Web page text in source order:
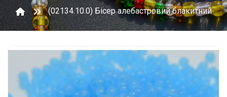
(02134.10.0) Бісер алебастровий блакитний